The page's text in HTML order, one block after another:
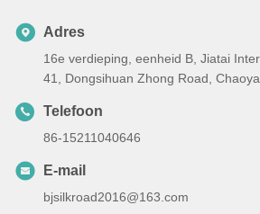
Adres
16e verdieping, eenheid B, Jiatai
41, Dongsihuan Zhong Road,
Telefoon
86-15211040646
E-mail
bjsilkroad2016@163.com